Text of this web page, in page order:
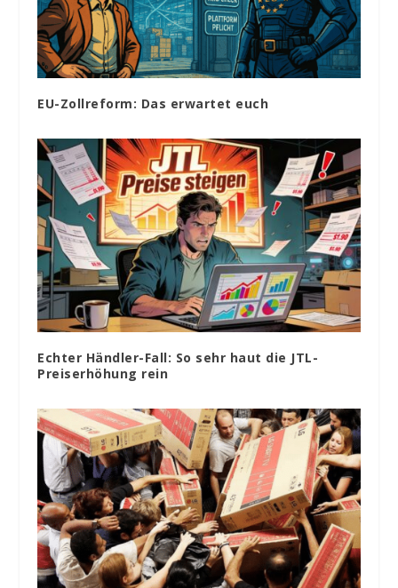
EU-Zollreform: Das erwartet euch
Echter Händler-Fall: So sehr haut die JTL-
Preiserhöhung rein